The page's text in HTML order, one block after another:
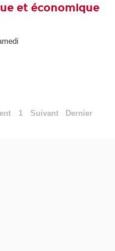
et économique
1 Suivant Dernier